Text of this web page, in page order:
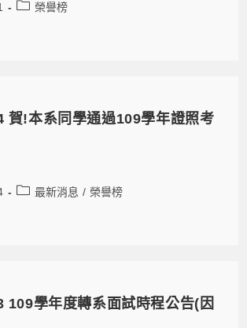
榮譽榜
賀!本系同學通過109學年證照考
最新消息 / 榮譽榜
109學年度轉系面試時程公告(因